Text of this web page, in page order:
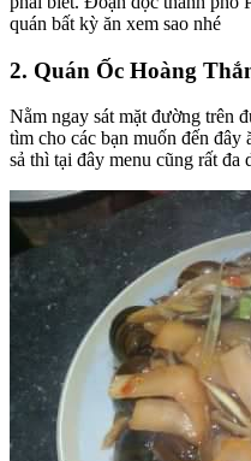
quán bất kỳ ăn xem sao nhé
2. Quán Ốc Hoàng
Nằm ngay sát mặt đường trên
tìm cho các bạn muốn đến
sả thì tại đây menu cũng rất đa